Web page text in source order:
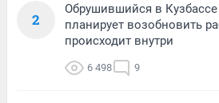
2
Обрушившийся в
планирует возобновить
происходит внутри
6 498 9